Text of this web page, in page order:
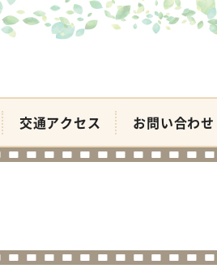
交通アクセス お問い合わせ